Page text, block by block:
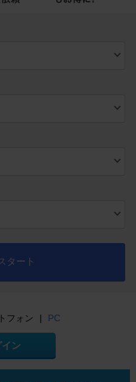
タート
フォン | PC
イン